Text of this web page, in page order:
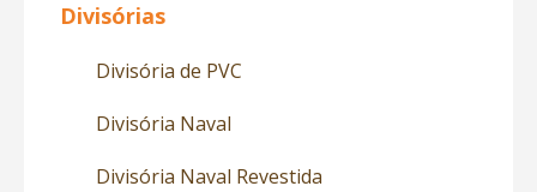
Divisórias
Divisória de PVC
Divisória Naval
Divisória Naval Revestida